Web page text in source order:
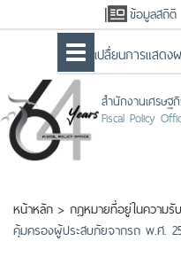
ข้อมูลสถิติ
เปลื่ยนการแสดง
สำนักงานเศรษฐ
Fiscal Policy
หน้าหลัก > กฎหมายที่อยู่ในความ
คุ้มครองผู้ประสบภัยจากรถ พ.ศ.